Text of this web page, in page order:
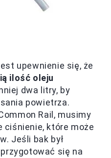
upewnienie się, że
ilość oleju
dwa litry, by
powietrza.
Rail, musimy
ciśnienie, które może
Jeśli bak był
się na